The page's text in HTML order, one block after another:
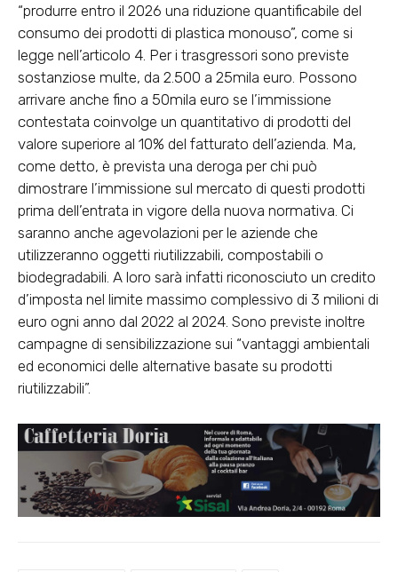
“produrre entro il 2026 una riduzione quantificabile del
consumo dei prodotti di plastica monouso”, come si
legge nell’articolo 4. Per i trasgressori sono previste
sostanziose multe, da 2.500 a 25mila euro. Possono
arrivare anche fino a 50mila euro se l’immissione
contestata coinvolge un quantitativo di prodotti del
valore superiore al 10% del fatturato dell’azienda. Ma,
come detto, è prevista una deroga per chi può
dimostrare l’immissione sul mercato di questi prodotti
prima dell’entrata in vigore della nuova normativa. Ci
saranno anche agevolazioni per le aziende che
utilizzeranno oggetti riutilizzabili, compostabili o
biodegradabili. A loro sarà infatti riconosciuto un credito
d’imposta nel limite massimo complessivo di 3 milioni di
euro ogni anno dal 2022 al 2024. Sono previste inoltre
campagne di sensibilizzazione sui “vantaggi ambientali
ed economici delle alternative basate su prodotti
riutilizzabili”.